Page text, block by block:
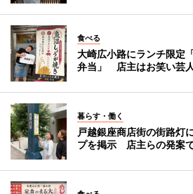
食べる
大崎広小路にランチ限定
弁当」 店主はお笑い芸人
暮らす・働く
戸越銀座商店街の街路灯
プを掲示 店主らの発案